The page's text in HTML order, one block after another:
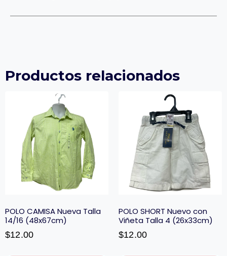
Productos relacionados
POLO CAMISA Nueva Talla
14/16 (48x67cm)
$12.00
POLO SHORT Nuevo con
Viñeta Talla 4 (26x33cm)
$12.00